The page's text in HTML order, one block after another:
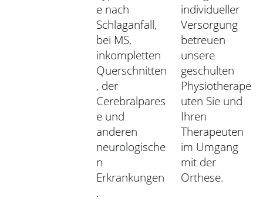
e nach
Schlaganfall,
bei MS,
inkompletten
Querschnitten
, der
Cerebralpares
e und
anderen
neurologische
n
Erkrankungen
.
individueller
Versorgung
betreuen
unsere
geschulten
Physiotherape
uten Sie und
Ihren
Therapeuten
im Umgang
mit der
Orthese.